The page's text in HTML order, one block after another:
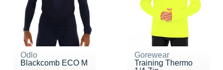
Odlo
Blackcomb ECO M
Gorewear
Training Thermo